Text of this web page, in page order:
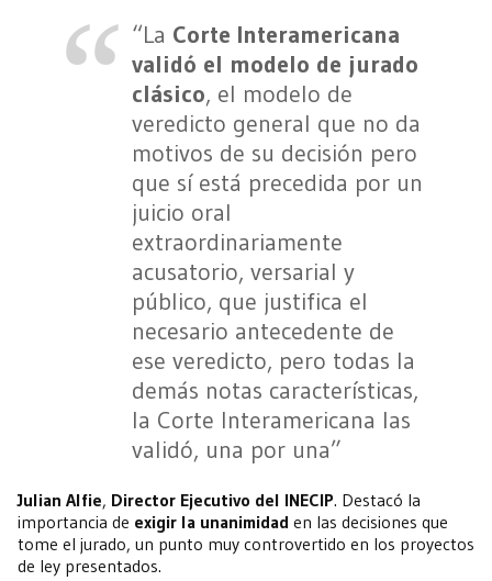
“La Corte Interamericana
validó el modelo de jurado
clásico, el modelo de
veredicto general que no da
motivos de su decisión pero
que sí está precedida por un
juicio oral
extraordinariamente
acusatorio, versarial y
público, que justifica el
necesario antecedente de
ese veredicto, pero todas la
demás notas características,
la Corte Interamericana las
validó, una por una”
Julian Alfie, Director Ejecutivo del INECIP. Destacó la
importancia de exigir la unanimidad en las decisiones que
tome el jurado, un punto muy controvertido en los proyectos
de ley presentados.